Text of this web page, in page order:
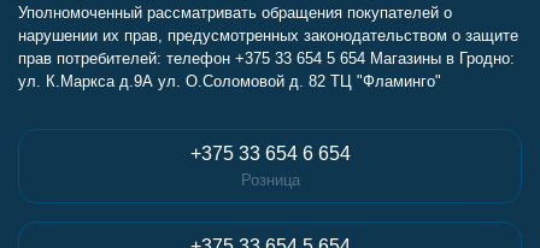
Уполномоченный рассматривать обращения покупателей о
нарушении их прав, предусмотренных законодательством о защите
прав потребителей: телефон +375 33 654 5 654 Магазины в Гродно:
ул. К.Маркса д.9А ул. О.Соломовой д. 82 ТЦ "Фламинго"
+375 33 654 6 654
Розница